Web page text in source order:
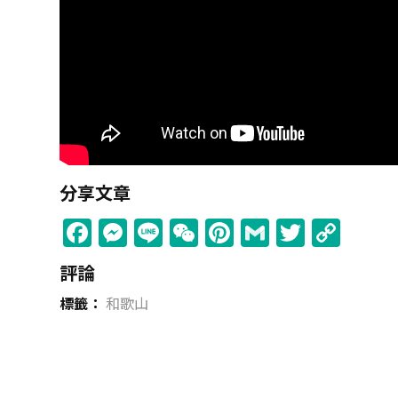
分享文章
Facebook
Messenger
LineWeChat
Pinterest
GmailTwitter
評論
標籤： 和歌山